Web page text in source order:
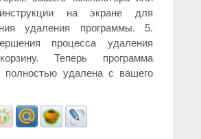
на экране для
удаления программы. 5.
процесса удаления
Теперь программа
полностью удалена с вашего